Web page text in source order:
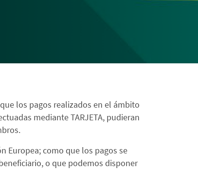
los pagos realizados en el ámbito
mediante TARJETA, pudieran
Europea; como que los pagos se
o que podemos disponer